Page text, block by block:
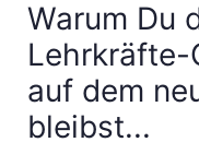
Warum Du
Lehrkräfte-
auf dem
bleibst...